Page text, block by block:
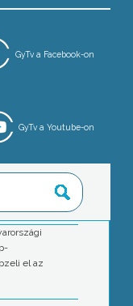
GyTv a Facebook-on
GyTv a Youtube-on
el az